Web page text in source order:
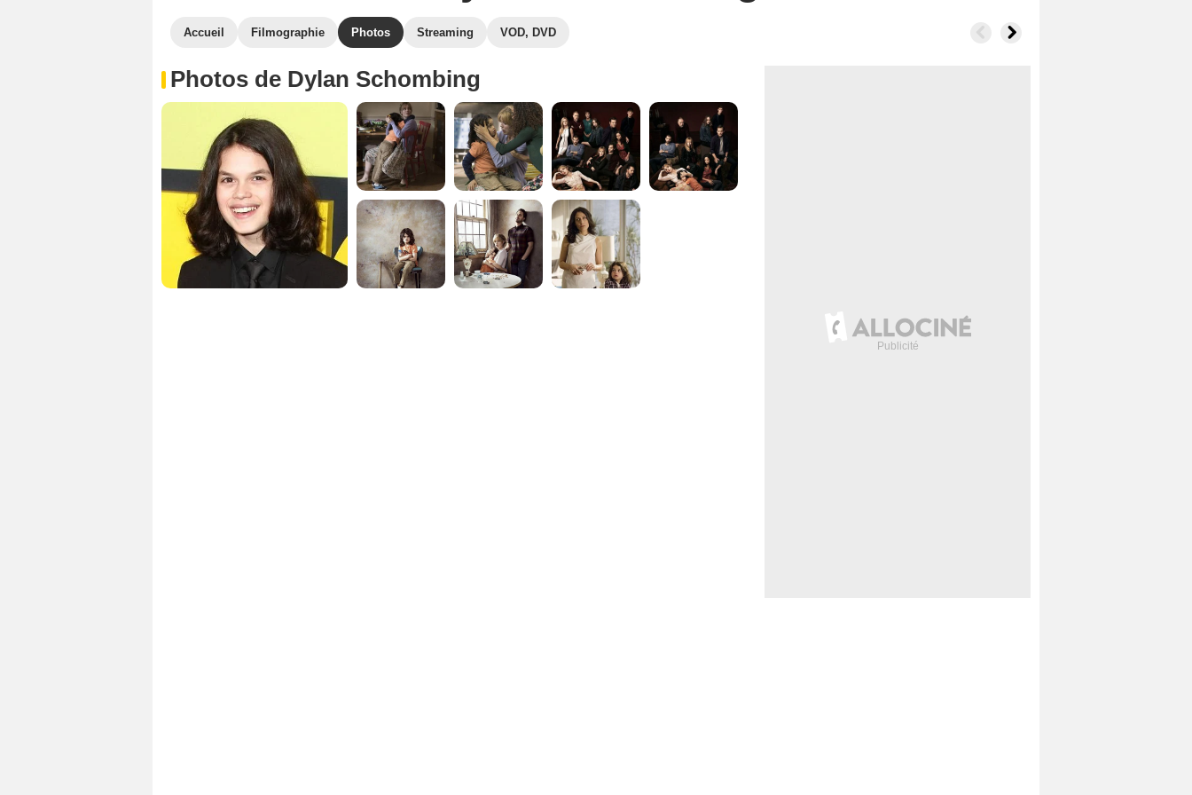
Accueil Filmographie Photos Streaming VOD, DVD
Photos de Dylan Schombing